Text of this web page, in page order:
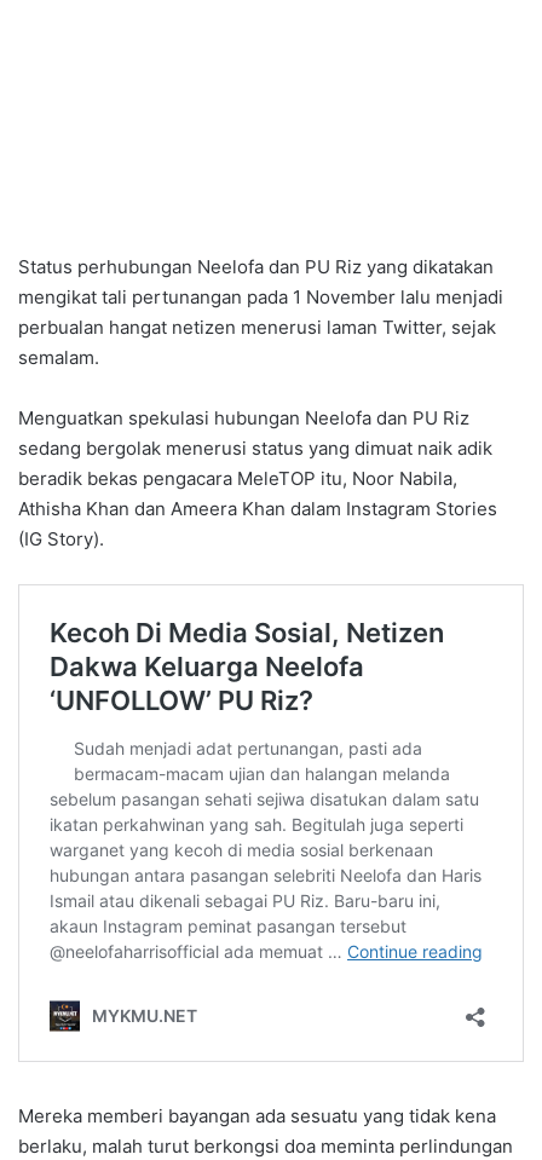
Status perhubungan Neelofa dan PU Riz yang dikatakan
mengikat tali pertunangan pada 1 November lalu menjadi
perbualan hangat netizen menerusi laman Twitter, sejak
semalam.
Menguatkan spekulasi hubungan Neelofa dan PU Riz
sedang bergolak menerusi status yang dimuat naik adik
beradik bekas pengacara MeleTOP itu, Noor Nabila,
Athisha Khan dan Ameera Khan dalam Instagram Stories
(IG Story).
Mereka memberi bayangan ada sesuatu yang tidak kena
berlaku, malah turut berkongsi doa meminta perlindungan